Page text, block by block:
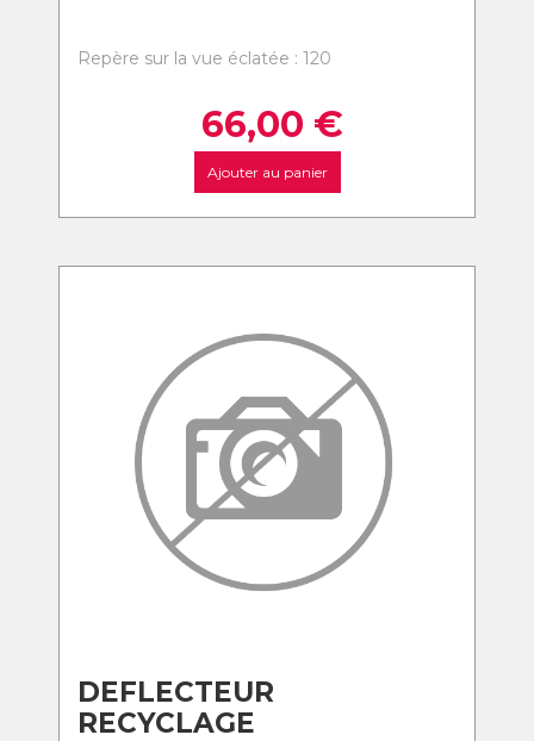
Repère sur la vue éclatée : 120
66,00 €
Ajouter au panier
DEFLECTEUR
RECYCLAGE